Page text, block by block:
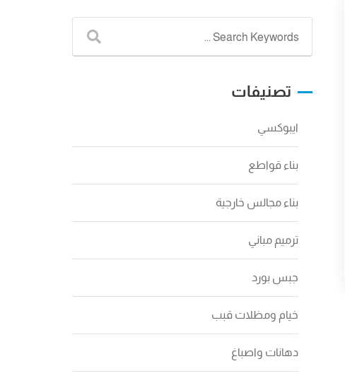
تصنيفات
ايبوكسي
بناء قواطع
بناء مجالس خارجية
ترميم مباني
جبس بورد
خيام ومظلات قبب
دهانات واصباغ